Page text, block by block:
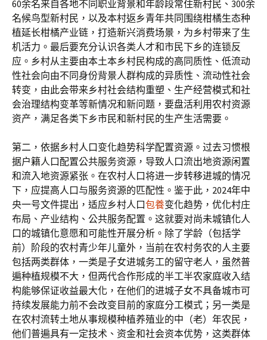
60余名来自各地不同职业背景和年龄段常住新村民、300余
名候鸟型新村民，以及本村返乡青年共同围绕柑橘生态种
植延长柑橘产业链，打造新兴消费场景，为乡村带来了生
机活力。最后要充分认识各类人才和市民下乡的连锁反
应。乡村从主要由本土本乡村民构成的高同质性、低流动
性社会向由不同身份背景人群构成的异质性、流动性社会
转变，由此会带来乡村社会结构重塑、生产经营模式和社
会治理结构变革等新情况和新问题，要盘活利用农村资源
资产，满足各类下乡市民和新村民的生产生活需要。
第二，依据乡村人口变化趋势科学配置资源。过去习惯根
据户籍人口配置公共服务资源，导致人口流出地资源闲置
和流入地资源紧张。在农村人口将进一步转移进城的情况
下，应提高人口与服务资源的匹配性。鉴于此，2024年中
央一号文件提出，适应乡村人口包養变化趋势，优化村庄
布局、产业结构、公共服务配置。这就要对尚未城镇化人
口的城镇化意愿和可能性开展分析。除了学龄（包括学
前）阶段的农村青少年儿童外，当前在农村务农的人主要
包括两类群体，一类是子女进城务工的留守老人，虽然普
遍种植规模不大，但两代合作形成的半工半农家庭收入结
构能够保证收益最大化，在他们的进城子女不具备城市可
持续发展能力前不会改变目前的家庭分工模式；另一类是
在农村流转土地从事规模种植养殖业的中（老）年农民，
他们普遍具有一定技术、资金和社会资本优势，这类群体